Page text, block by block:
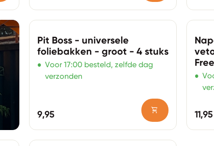
Pit Boss - universele
foliebakken - groot - 4 stuks
• Voor 17:00 besteld, zelfde dag
verzonden
Normale prijs
9,95 shopping_cart
•
11,95